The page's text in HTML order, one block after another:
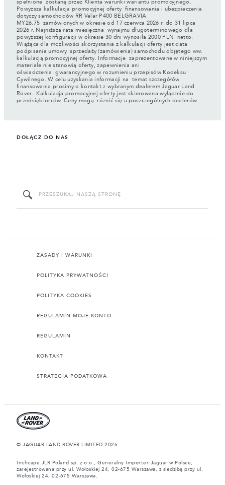
spełnione zostaną przez Klienta warunki wariantu promocyjnego.
Powyższa kalkulacja promocyjnej oferty finansowania i ubezpieczenia
dotyczy samochodów RR Velar P400 BELGRAVIA
MY26.75 zamówionych w okresie od 17 czerwca 2026 r. do 31 lipca
2026 r. Najniższa rata miesięczna wynajmu długoterminowego dla
powyższej konfiguracji w okresie 30 dni wynosiła 2000 PLN netto.
Wiążąca dla możliwości skorzystania z kalkulacji oferty jest data
podpisania umowy sprzedaży (zamówienia) samochodu objętego ww.
kalkulacją promocyjnej oferty. Informacje zaprezentowane w niniejszym
materiale nie stanowią oferty, zapewnienia ani
oświadczenia gwarancyjnego w rozumieniu przepisów Kodeksu
Cywilnego. W celu uzyskania informacji na temat szczegółów
finansowania prosimy o kontakt z wybranym dealerem Jaguar Land
Rover. Kalkulacja promocyjnej oferty jest skierowana wyłącznie do
przedsiębiorców. Ceny mogą różnić się u poszczególnych dealerów.
DOŁĄCZ DO NAS
ZASADY I WARUNKI
POLITYKA PRYWATNOŚCI
POLITYKA COOKIES
REGULAMIN MOJE KONTO
REGULAMIN
KONTAKT
STRATEGIA PODATKOWA
© JAGUAR LAND ROVER LIMITED 2026
Inchcape JLR Poland sp. z o.o., Generalny Importer Jaguar w Polsce,
zarejestrowana przy ul. Wołoskiej 24, 02-675 Warszawa, z siedzibą przy ul.
Wołoskiej 24, 02-675 Warszawa.